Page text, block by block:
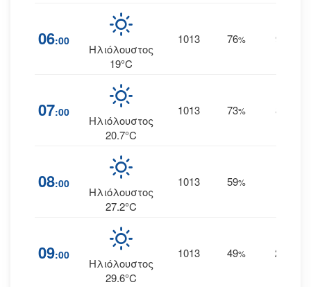
06:00
Ηλιόλουστος
19°C
1013 76% 9
07:00
Ηλιόλουστος
20.7°C
1013 73% 8
08:00
Ηλιόλουστος
27.2°C
1013 59%
09:00
Ηλιόλουστος
29.6°C
1013 49% 2